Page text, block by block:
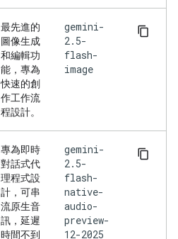
最先進的
圖像生成
和編輯功
能，專為
快速的創
作工作流
程設計。
gemini-
2.5-
flash-
image
專為即時
對話式代
理程式設
計，可串
流原生音
訊，延遲
時間不到
gemini-
2.5-
flash-
native-
audio-
preview-
12-2025